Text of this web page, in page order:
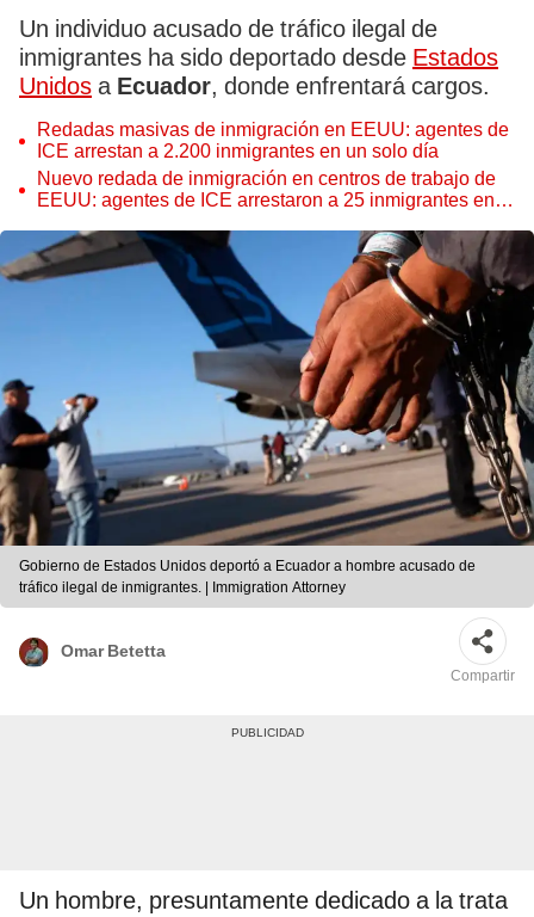
Un individuo acusado de tráfico ilegal de
inmigrantes ha sido deportado desde Estados
Unidos a Ecuador, donde enfrentará cargos.
Redadas masivas de inmigración en EEUU: agentes de
ICE arrestan a 2.200 inmigrantes en un solo día
Nuevo redada de inmigración en centros de trabajo de
EEUU: agentes de ICE arrestaron a 25 inmigrantes en
Gobierno de Estados Unidos deportó a Ecuador a hombre acusado de
tráfico ilegal de inmigrantes. | Immigration Attorney
Omar Betetta
Compartir
Un hombre, presuntamente dedicado a la trata